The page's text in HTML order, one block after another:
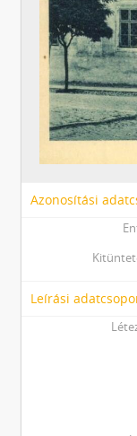
Azonosítási
Leírási